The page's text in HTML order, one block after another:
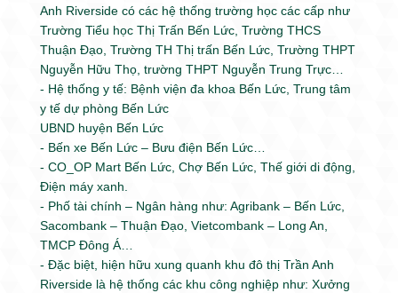
Anh Riverside có các hệ thống trường học các cấp như
Trường Tiểu học Thị Trấn Bến Lức, Trường THCS
Thuận Đạo, Trường TH Thị trấn Bến Lức, Trường THPT
Nguyễn Hữu Thọ, trường THPT Nguyễn Trung Trực…
- Hệ thống y tế: Bệnh viện đa khoa Bến Lức, Trung tâm
y tế dự phòng Bến Lức
UBND huyện Bến Lức
- Bến xe Bến Lức – Bưu điện Bến Lức…
- CO_OP Mart Bến Lức, Chợ Bến Lức, Thế giới di động,
Điện máy xanh.
- Phố tài chính – Ngân hàng như: Agribank – Bến Lức,
Sacombank – Thuận Đạo, Vietcombank – Long An,
TMCP Đông Á…
- Đặc biệt, hiện hữu xung quanh khu đô thị Trần Anh
Riverside là hệ thống các khu công nghiệp như: Xưởng